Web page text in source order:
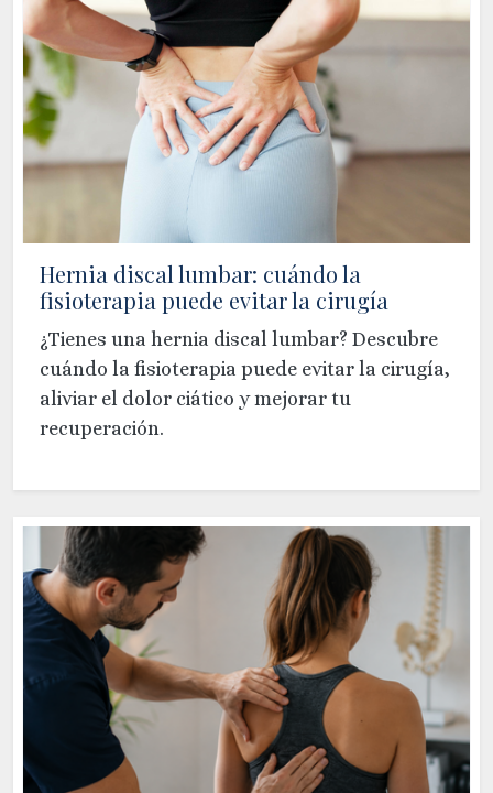
Hernia discal lumbar: cuándo la
fisioterapia puede evitar la cirugía
¿Tienes una hernia discal lumbar? Descubre
cuándo la fisioterapia puede evitar la cirugía,
aliviar el dolor ciático y mejorar tu
recuperación.